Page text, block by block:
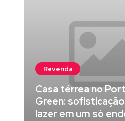
Revenda
Casa térrea no
Green:
lazer em um só